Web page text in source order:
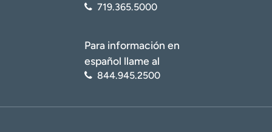
719.365.5000
Para información en
español llame al
844.945.2500